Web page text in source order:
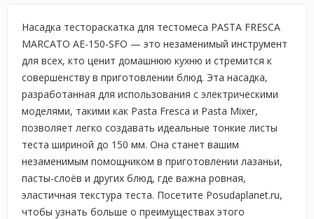
Насадка тестораскатка для тестомеса PASTA FRESCA
MARCATO AE-150-SFO — это незаменимый инструмент
для всех, кто ценит домашнюю кухню и стремится к
совершенству в приготовлении блюд. Эта насадка,
разработанная для использования с электрическими
моделями, такими как Pasta Fresca и Pasta Mixer,
позволяет легко создавать идеальные тонкие листы
теста шириной до 150 мм. Она станет вашим
незаменимым помощником в приготовлении лазаньи,
пасты-слоёв и других блюд, где важна ровная,
эластичная текстура теста. Посетите Posudaplanet.ru,
чтобы узнать больше о преимуществах этого